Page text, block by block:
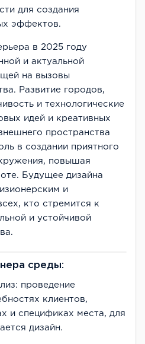
для создания
эффектов.
в 2025 году
и актуальной
на вызовы
Развитие городов,
и технологические
идей и креативных
пространства
в создании приятного
повышая
Будущее дизайна
и
кто стремится к
и устойчивой
среды:
проведение
клиентов,
и спецификах места, для
дизайн.